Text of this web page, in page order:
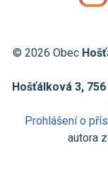
© 2026 Obec
Hošťálková 3,
Prohlášení o
autora